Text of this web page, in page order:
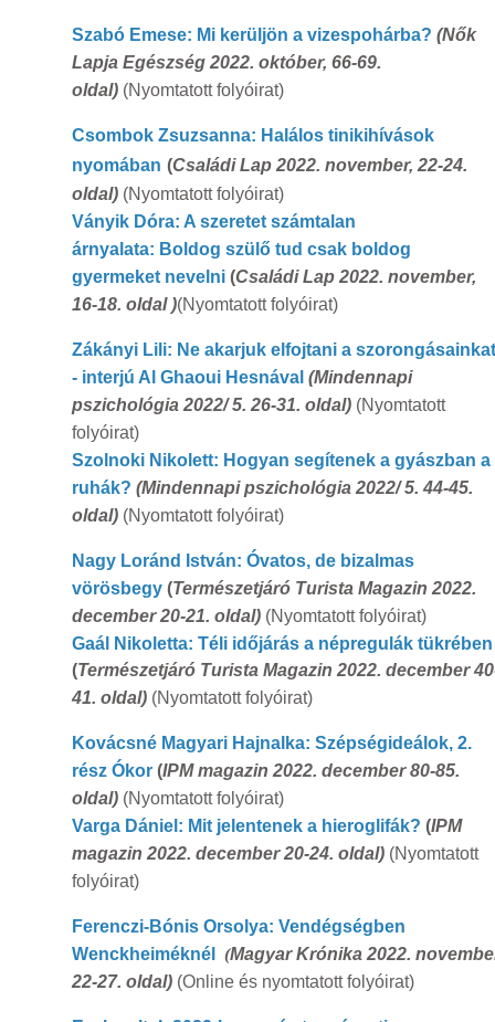
Szabó Emese: Mi kerüljön a vizespohárba? (Nők
Lapja Egészség 2022. október, 66-69.
oldal) (Nyomtatott folyóirat)
Csombok Zsuzsanna: Halálos tinikihívások
nyomában (Családi Lap 2022. november, 22-24.
oldal) (Nyomtatott folyóirat)
Ványik Dóra: A szeretet számtalan
árnyalata: Boldog szülő tud csak boldog
gyermeket nevelni (Családi Lap 2022. november,
16-18. oldal )(Nyomtatott folyóirat)
Zákányi Lili: Ne akarjuk elfojtani a szorongásainkat
- interjú Al Ghaoui Hesnával (Mindennapi
pszichológia 2022/ 5. 26-31. oldal) (Nyomtatott
folyóirat)
Szolnoki Nikolett: Hogyan segítenek a gyászban a
ruhák? (Mindennapi pszichológia 2022/ 5. 44-45.
oldal) (Nyomtatott folyóirat)
Nagy Loránd István: Óvatos, de bizalmas
vörösbegy (Természetjáró Turista Magazin 2022.
december 20-21. oldal) (Nyomtatott folyóirat)
Gaál Nikoletta: Téli időjárás a népregulák tükrében
(Természetjáró Turista Magazin 2022. december
41. oldal) (Nyomtatott folyóirat)
Kovácsné Magyari Hajnalka: Szépségideálok, 2.
rész Ókor (IPM magazin 2022. december 80-85.
oldal) (Nyomtatott folyóirat)
Varga Dániel: Mit jelentenek a hieroglifák? (IPM
magazin 2022. december 20-24. oldal) (Nyomtatott
folyóirat)
Ferenczi-Bónis Orsolya: Vendégségben
Wenckheiméknél
(Magyar Krónika 2022.
22-27. oldal) (Online és nyomtatott folyóirat)